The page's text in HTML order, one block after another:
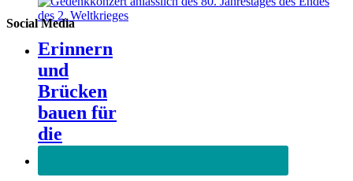
Erinnern
und
Brücken
bauen für
die
Social Media